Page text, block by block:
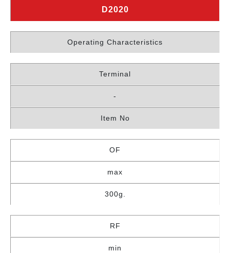
D2020
Operating Characteristics
Terminal
-
Item No
OF
max
300g.
RF
min